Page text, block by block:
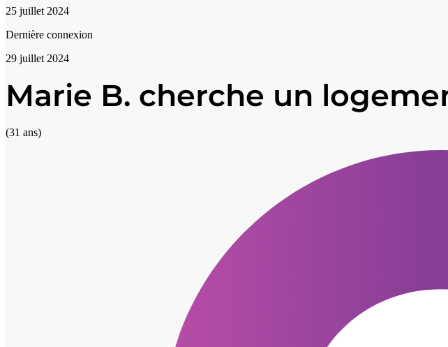
25 juillet 2024
Dernière connexion
29 juillet 2024
Marie B. cherche un
(31 ans)